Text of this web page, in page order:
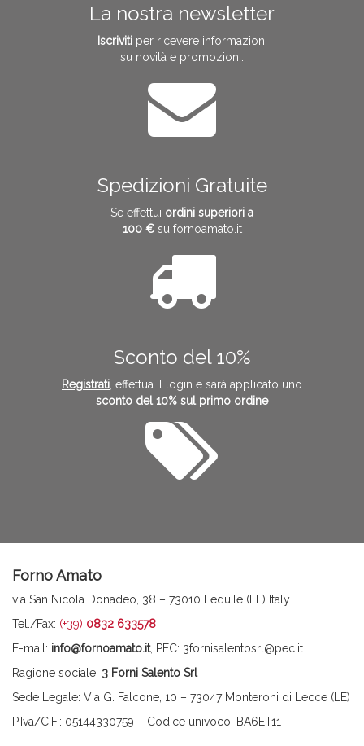
La nostra newsletter
Iscrivitiper ricevere informazioni
su novità e promozioni.
Spedizioni Gratuite
Se effettui ordini superiori a
100 €su fornoamato.it
Sconto del 10%
Registrati , effettua il login e sarà applicato uno
sconto del 10% sul primo ordine
Forno Amato
via San Nicola Donadeo, 38 – 73010 Lequile (LE) Italy
Tel./Fax: (+39) 0832 633578
E-mail: info@fornoamato.it, PEC: 3fornisalentosrl@pec.it
Ragione sociale: 3 Forni Salento Srl
Sede Legale: Via G. Falcone, 10 – 73047 Monteroni di Lecce (LE)
P.Iva/C.F.: 05144330759 – Codice univoco: BA6ET11